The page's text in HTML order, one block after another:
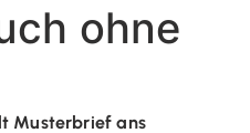
ohne
Musterbrief ans